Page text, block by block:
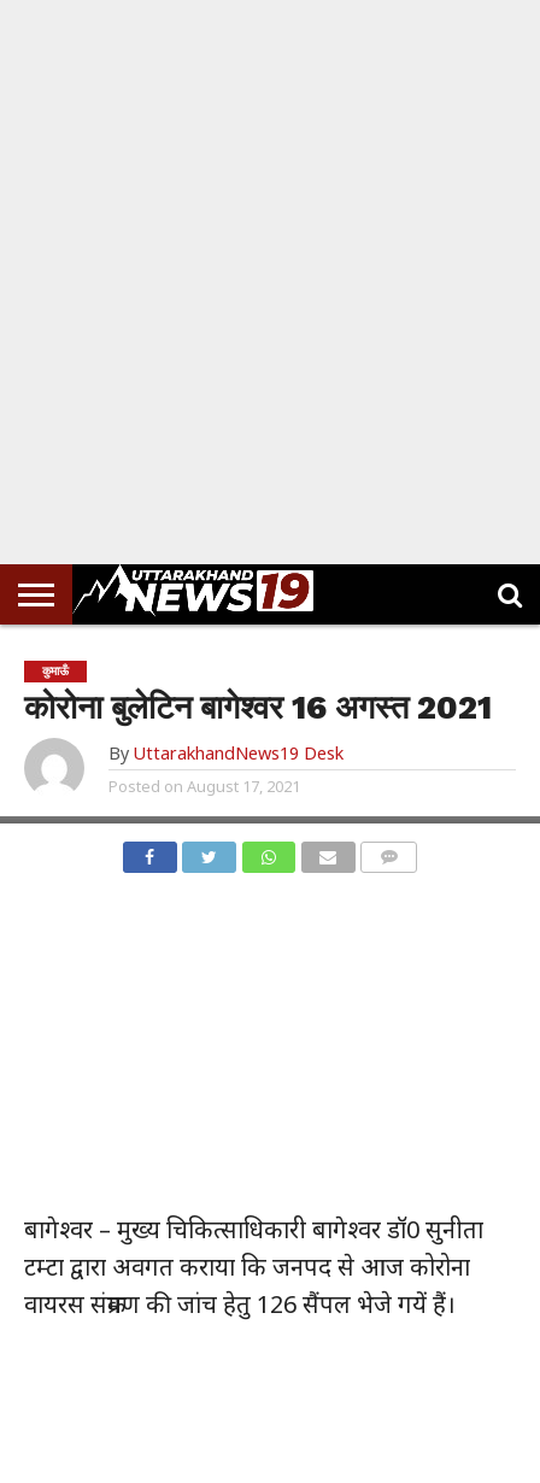
कुमाऊँ
कोरोना बुलेटिन बागेश्वर 16 अगस्त 2021
By UttarakhandNews19 Desk
Posted on August 17, 2021
बागेश्वर – मुख्य चिकित्साधिकारी बागेश्वर डॉ0 सुनीता
टम्टा द्वारा अवगत कराया कि जनपद से आज कोरोना
वायरस संक्रमण की जांच हेतु 126 सैंपल भेजे गयें हैं।